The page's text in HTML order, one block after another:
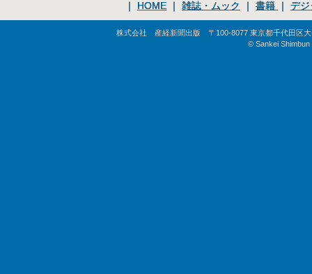
HOME 雑誌・ムック 書籍 デ
株式会社 産経新聞出版 〒100-8077 東京都千代田区
© Sankei Shimbun